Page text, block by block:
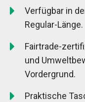
Verfügbar in
Regular-Länge.
Fairtrade-
und
Vordergrund.
Praktische